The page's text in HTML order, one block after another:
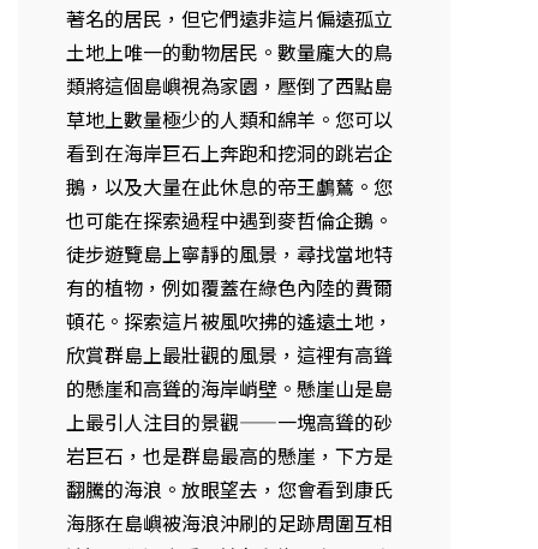
著名的居民，但它們遠非這片偏遠孤立
土地上唯一的動物居民。數量龐大的鳥
類將這個島嶼視為家園，壓倒了西點島
草地上數量極少的人類和綿羊。您可以
看到在海岸巨石上奔跑和挖洞的跳岩企
鵝，以及大量在此休息的帝王鸕鶿。您
也可能在探索過程中遇到麥哲倫企鵝。
徒步遊覽島上寧靜的風景，尋找當地特
有的植物，例如覆蓋在綠色內陸的費爾
頓花。探索這片被風吹拂的遙遠土地，
欣賞群島上最壯觀的風景，這裡有高聳
的懸崖和高聳的海岸峭壁。懸崖山是島
上最引人注目的景觀——一塊高聳的砂
岩巨石，也是群島最高的懸崖，下方是
翻騰的海浪。放眼望去，您會看到康氏
海豚在島嶼被海浪沖刷的足跡周圍互相